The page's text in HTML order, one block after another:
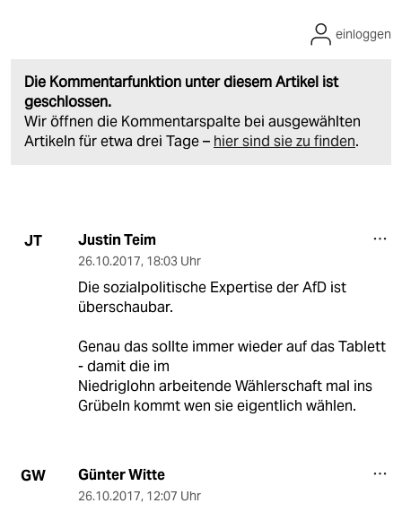
Die Kommentarfunktion unter diesem Artikel ist
geschlossen.
Wir öffnen die Kommentarspalte bei ausgewählten
Artikeln für etwa drei Tage – hier sind sie zu finden.
einloggen
JT Justin Teim
26.10.2017, 18:03 Uhr
Die sozialpolitische Expertise der AfD ist
überschaubar.
Genau das sollte immer wieder auf das Tablett
- damit die im
Niedriglohn arbeitende Wählerschaft mal ins
Grübeln kommt wen sie eigentlich wählen.
GW Günter Witte
26.10.2017, 12:07 Uhr